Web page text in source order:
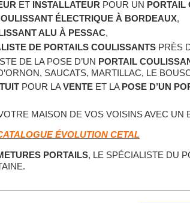
ET INSTALLATEUR POUR UN PORTAIL
ÉLECTRIQUE À BORDEAUX,
ALU À PESSAC,
DE PORTAILS COULISSANTS PRÈS
DE LA POSE D’UN PORTAIL
SAUCATS, MARTILLAC, LE
POUR LAVENTE ET LA POSE D’UN
MAISON DE VOS VOISINS AVEC
ÉVOLUTION CETAL
PORTAILS, LE SPÉCIALISTE DU